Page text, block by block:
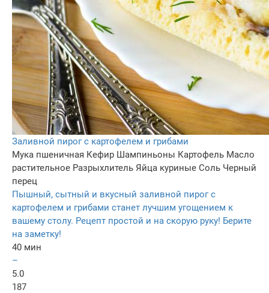
Заливной пирог с картофелем и грибами
Мука пшеничная Кефир Шампиньоны Картофель Масло
растительное Разрыхлитель Яйца куриные Соль Черный
перец
Пышный, сытный и вкусный заливной пирог с
картофелем и грибами станет лучшим угощением к
вашему столу. Рецепт простой и на скорую руку! Берите
на заметку!
40 мин
–
5.0
187